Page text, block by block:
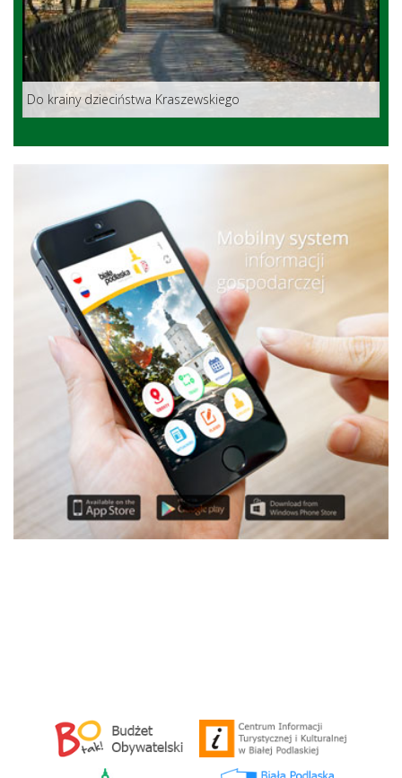
Do krainy dzieciństwa Kraszewskiego